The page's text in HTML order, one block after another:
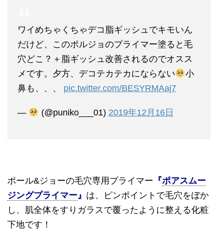
ワイめちゃくちゃデコ脂ギッシュでキモいん
だけど、このポルジョのプライマー塗ると毛
穴どこ？＋脂ギッシュ改善されるのでオスス
メです。夕方、デコテカテカにならない
小
鼻も、、、 pic.twitter.com/BESYRMAaj7
— (@puniko___01) 2019年12月16日
ポール&ジョーの毛穴専用プライマー 『ポアスムー
ジングプライマー』 は、ピンポイントで毛穴をぼか
し、肌全体をすりガラスで覆ったように整える化粧
下地です！